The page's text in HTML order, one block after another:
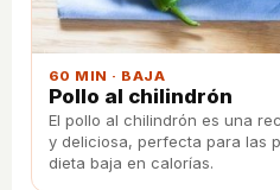
60 MIN · BAJA
Pollo al chilindrón
El pollo al chilindrón es una
y deliciosa, perfecta para las
dieta baja en calorías.